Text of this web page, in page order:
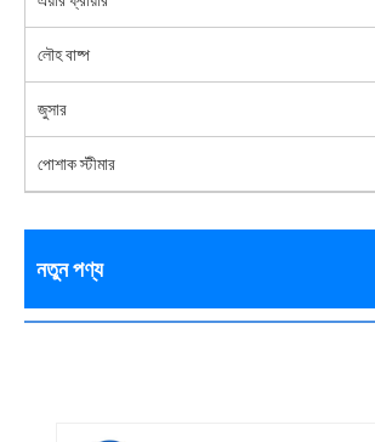
লৌহ বাষ্প
জুসার
পোশাক স্টীমার
নতুন পণ্য